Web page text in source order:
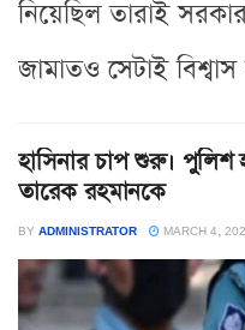
নিয়েছিল তারাই
জামাতও সেটাই
হাসিনার চাপ শুরু। পুলিশ
তারেক রহমানকে
BY ADMINISTRATOR MARCH 4,